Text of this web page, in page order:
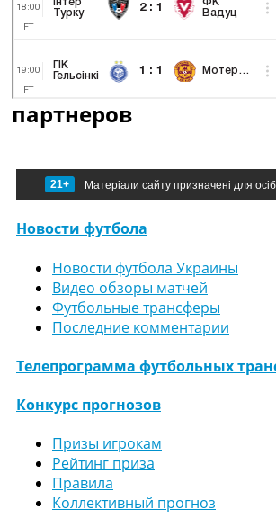
партнеров
21+ Матеріали сайту призначені для
Новости футбола
Новости футбола Украины
Видео обзоры матчей
Футбольные трансферы
Последние комментарии
Телепрограмма футбольных
Конкурс прогнозов
Призы игрокам
Рейтинг приза
Правила
Коллективный прогноз